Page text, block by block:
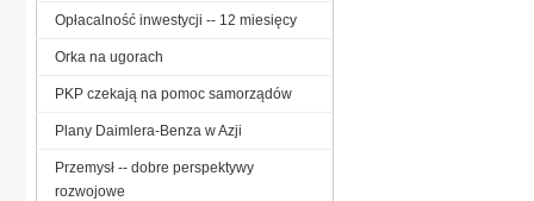
Opłacalność inwestycji -- 12 miesięcy
Orka na ugorach
PKP czekają na pomoc samorządów
Plany Daimlera-Benza w Azji
Przemysł -- dobre perspektywy
rozwojowe